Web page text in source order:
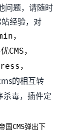
问题，请随时
经验，对
，
CMS，
，
的相互转
毒，插件定
国CMS弹出下